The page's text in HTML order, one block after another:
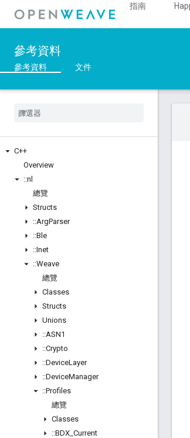
指南
參考資料
參考資料 文件
C++
Overview
::nl
總覽
Structs
::ArgParser
::Ble
::Inet
::Weave
總覽
Classes
Structs
Unions
::ASN1
::Crypto
::DeviceLayer
::DeviceManager
::Profiles
總覽
Classes
::BDX Current